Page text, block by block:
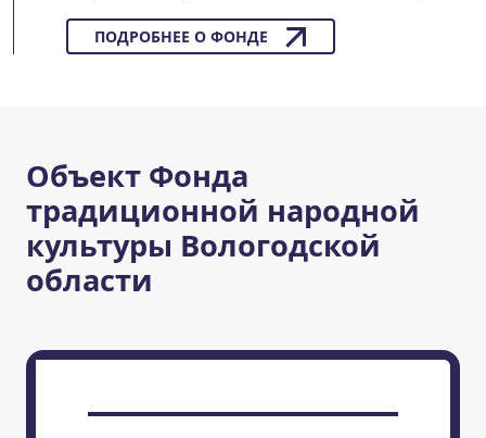
ПОДРОБНЕЕ О ФОНДЕ
Объект Фонда
традиционной народной
культуры Вологодской
области